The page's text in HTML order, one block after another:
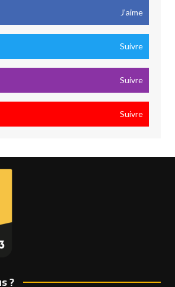
J’aime
Suivre
Suivre
Suivre
?